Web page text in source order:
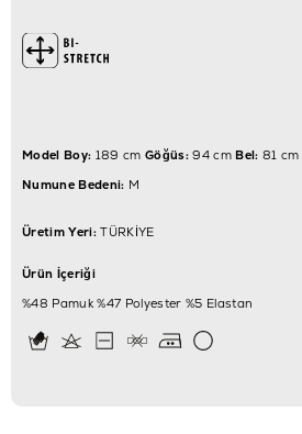
Model Boy: 189 cm Göğüs:94 cmBel: 81 cm
Numune Bedeni: M
Üretim Yeri:TÜRKİYE
Ürün İçeriği
%48 Pamuk %47 Polyester %5 Elastan